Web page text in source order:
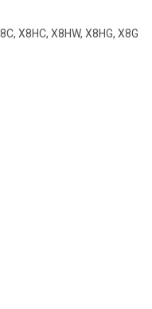
X8HC, X8HW, X8HG, X8G